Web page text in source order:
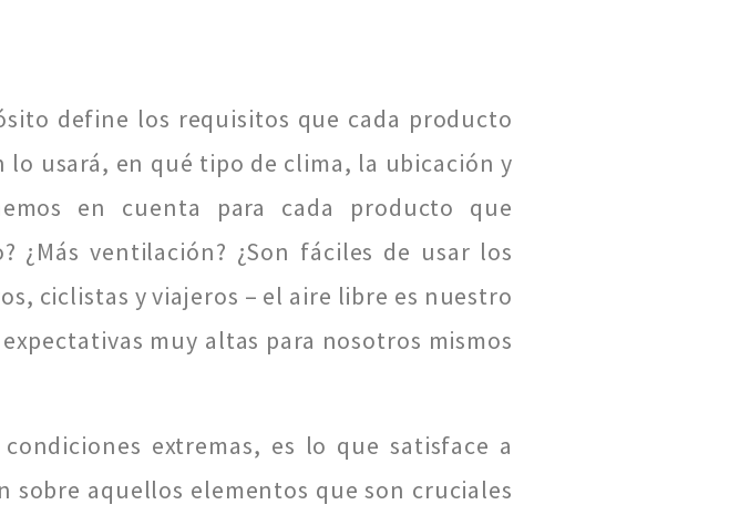
define los requisitos que cada producto
usará, en qué tipo de clima, la ubicación y
en cuenta para cada producto que
¿Más ventilación? ¿Son fáciles de usar los
ciclistas y viajeros – el aire libre es nuestro
muy altas para nosotros mismos
extremas, es lo que satisface a
aquellos elementos que son cruciales